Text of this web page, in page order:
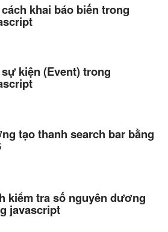
khai báo biến trong
kiện (Event) trong
tạo thanh search bar bằng
kiểm tra số nguyên dương
javascript